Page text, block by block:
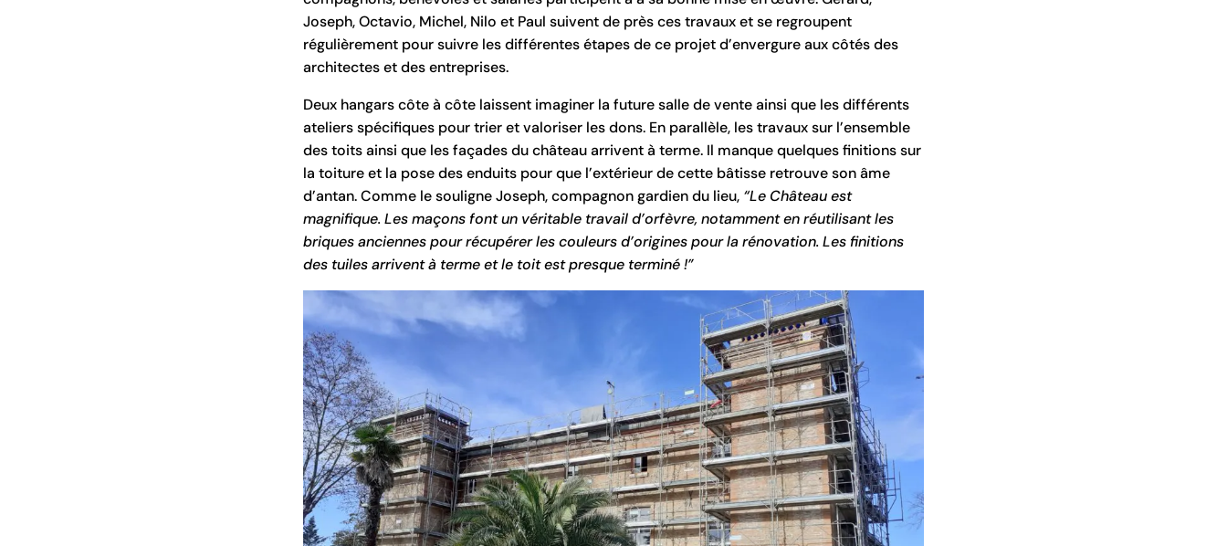
Joseph, Octavio, Michel, Nilo et Paul suivent de près ces travaux et se regroupent
régulièrement pour suivre les différentes étapes de ce projet d’envergure aux côtés des
architectes et des entreprises.
Deux hangars côte à côte laissent imaginer la future salle de vente ainsi que les différents
ateliers spécifiques pour trier et valoriser les dons. En parallèle, les travaux sur l’ensemble
des toits ainsi que les façades du château arrivent à terme. Il manque quelques finitions sur
la toiture et la pose des enduits pour que l’extérieur de cette bâtisse retrouve son âme
d’antan. Comme le souligne Joseph, compagnon gardien du lieu, “Le Château est
magnifique. Les maçons font un véritable travail d’orfèvre, notamment en réutilisant les
briques anciennes pour récupérer les couleurs d’origines pour la rénovation. Les finitions
des tuiles arrivent à terme et le toit est presque terminé !”